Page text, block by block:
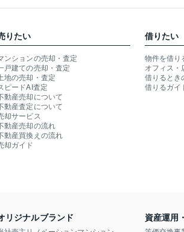
りたい
ンションの売却・査定
戸建ての売却・査定
地の売却・査定
ピードAI査定
動産売却について
動産査定について
却サービス
動産売却の流れ
動産買換えの流れ
却ガイド
借りたい
物件を借り
オフィス・
借りるとき
借りるガイ
リジナルブランド 資産運用